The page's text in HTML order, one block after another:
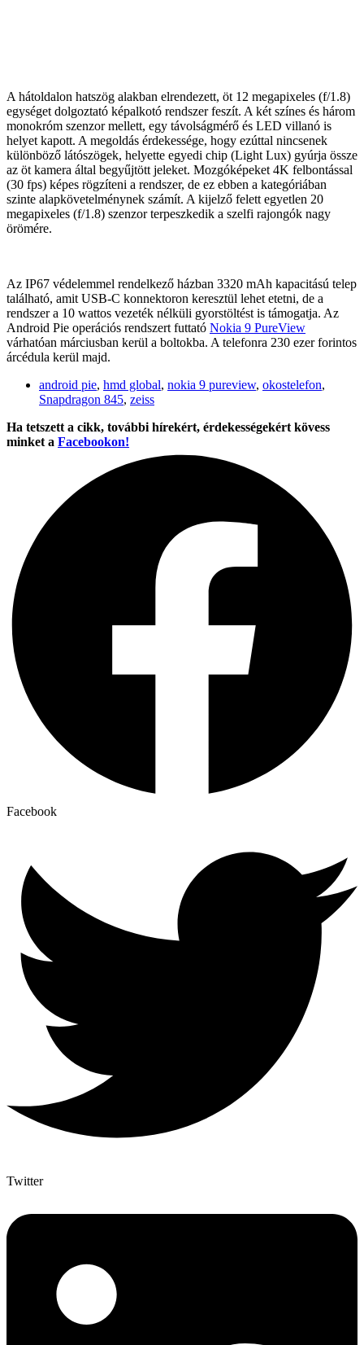
A hátoldalon hatszög alakban elrendezett, öt 12 megapixeles (f/1.8)
egységet dolgoztató képalkotó rendszer feszít. A két színes és három
monokróm szenzor mellett, egy távolságmérő és LED villanó is
helyet kapott. A megoldás érdekessége, hogy ezúttal nincsenek
különböző látószögek, helyette egyedi chip (Light Lux) gyúrja össze
az öt kamera által begyűjtött jeleket. Mozgóképeket 4K felbontással
(30 fps) képes rögzíteni a rendszer, de ez ebben a kategóriában
szinte alapkövetelménynek számít. A kijelző felett egyetlen 20
megapixeles (f/1.8) szenzor terpeszkedik a szelfi rajongók nagy
örömére.
Az IP67 védelemmel rendelkező házban 3320 mAh kapacitású telep
található, amit USB-C konnektoron keresztül lehet etetni, de a
rendszer a 10 wattos vezeték nélküli gyorstöltést is támogatja. Az
Android Pie operációs rendszert futtató Nokia 9 PureView
várhatóan márciusban kerül a boltokba. A telefonra 230 ezer forintos
árcédula kerül majd.
android pie, hmd global, nokia 9 pureview, okostelefon,
Snapdragon 845, zeiss
Ha tetszett a cikk, további hírekért, érdekességekért kövess
minket a Facebookon!
Facebook
Twitter